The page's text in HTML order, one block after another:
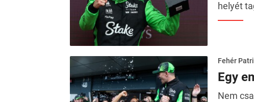
helyét
Fehér
Egy
Nem